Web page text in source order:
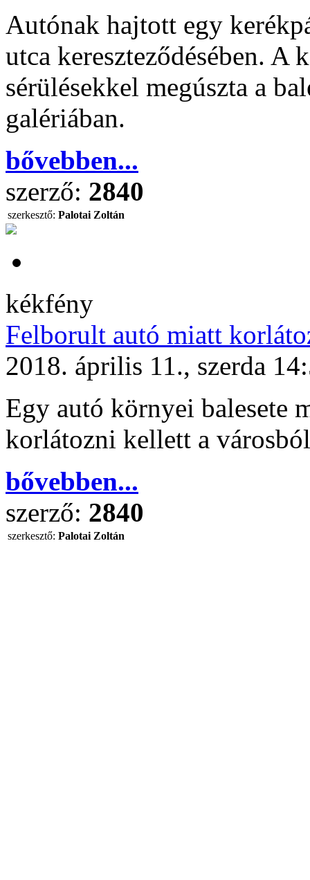
Autónak hajtott egy
utca kereszteződésében.
sérülésekkel megúszta a
galériában.
bővebben...
szerző: 2840
szerkesztő: Palotai Zoltán
kékfény
Felborult autó miatt
2018. április 11., szerda
Egy autó környei balesete
korlátozni kellett a
bővebben...
szerző: 2840
szerkesztő: Palotai Zoltán